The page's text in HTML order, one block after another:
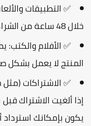
✅التطبيقات والألعاب:
48 ساعة
من الشراء.
✅الأفلام والكتب:
لا يعمل بشكل
✅الاشتراكات (مثل YouTube Premium أو Google One):
ألغيت الاشتراك قبل
بإمكانك استرداد